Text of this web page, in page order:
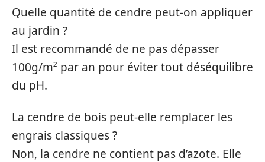
Quelle quantité de cendre peut-on appliquer
au jardin ?
Il est recommandé de ne pas dépasser
100g/m² par an pour éviter tout déséquilibre
du pH.
La cendre de bois peut-elle remplacer les
engrais classiques ?
Non, la cendre ne contient pas d’azote. Elle